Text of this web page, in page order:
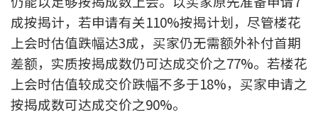
按揭计算
转按计算
置业预算
成按揭计，若申请有关110%按揭计划，尽管楼花
上会时估值跌幅达3成，买家仍无需额外补付首期
差额，实质按揭成数仍可达成交价之77%。若楼花
上会时估值较成交价跌幅不多于18%，买家申请之
按揭成数可达成交价之90%。